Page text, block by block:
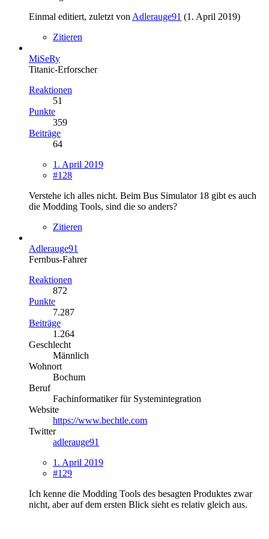
Einmal editiert, zuletzt von Adlerauge91 (1. April 2019)
Zitieren
MiSeRy
Titanic-Erforscher
Reaktionen
51
Punkte
359
Beiträge
64
1. April 2019
#128
Verstehe ich alles nicht. Beim Bus Simulator 18 gibt es auch
die Modding Tools, sind die so anders?
Zitieren
Adlerauge91
Fernbus-Fahrer
Reaktionen
872
Punkte
7.287
Beiträge
1.264
Geschlecht
Männlich
Wohnort
Bochum
Beruf
Fachinformatiker für Systemintegration
Website
https://www.bechtle.com
Twitter
adlerauge91
1. April 2019
#129
Ich kenne die Modding Tools des besagten Produktes zwar
nicht, aber auf dem ersten Blick sieht es relativ gleich aus.